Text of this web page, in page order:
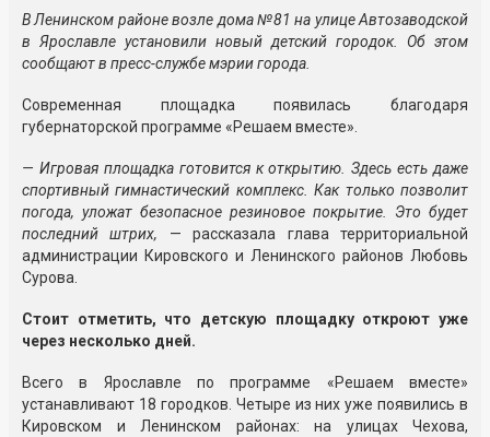
В Ленинском районе возле дома №81 на улице Автозаводской
в Ярославле установили новый детский городок. Об этом
сообщают в пресс-службе мэрии города.
Современная площадка появилась благодаря
губернаторской программе «Решаем вместе».
— Игровая площадка готовится к открытию. Здесь есть даже
спортивный гимнастический комплекс. Как только позволит
погода, уложат безопасное резиновое покрытие. Это будет
последний штрих, — рассказала глава территориальной
администрации Кировского и Ленинского районов Любовь
Сурова.
Стоит отметить, что детскую площадку откроют уже
через несколько дней.
Всего в Ярославле по программе «Решаем вместе»
устанавливают 18 городков. Четыре из них уже появились в
Кировском и Ленинском районах: на улицах Чехова,